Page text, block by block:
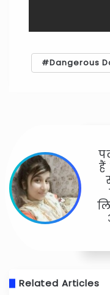
Dangerous
हैं
Related Articles